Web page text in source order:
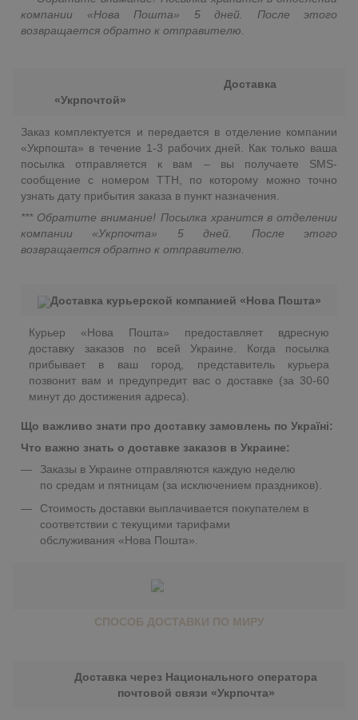
компании «Нова Пошта» 5 дней. После этого
возвращается обратно к отправителю.
Доставка
«Укрпочтой»
Заказ комплектуется и передается в отделение компании
«Укрпошта» в течение 1-3 рабочих дней. Как только ваша
посылка отправляется к вам – вы получаете SMS-
сообщение с номером ТТН, по которому можно точно
узнать дату прибытия заказа в пункт назначения.
*** Обратите внимание! Посылка хранится в отделении
компании «Укрпочта» 5 дней. После этого
возвращается обратно к отправителю.
Доставка курьерской компанией «Нова Пошта»
Курьер «Нова Пошта» предоставляет вдресную
доставку заказов по всей Украине. Когда посылка
прибывает в ваш город, представитель курьера
позвонит вам и предупредит вас о доставке (за 30-60
минут до достижения адреса).
Що важливо знати про доставку замовлень по Україні:
Что важно знать о доставке заказов в Украине:
Заказы в Украине отправляются каждую неделю
по средам и пятницам (за исключением праздников).
Стоимость доставки выплачивается покупателем в
соответствии с текущими тарифами
обслуживания «Нова Пошта».
СПОСОБ ДОСТАВКИ ПО МИРУ
Доставка через Национального оператора
почтовой связи «Укрпочта»